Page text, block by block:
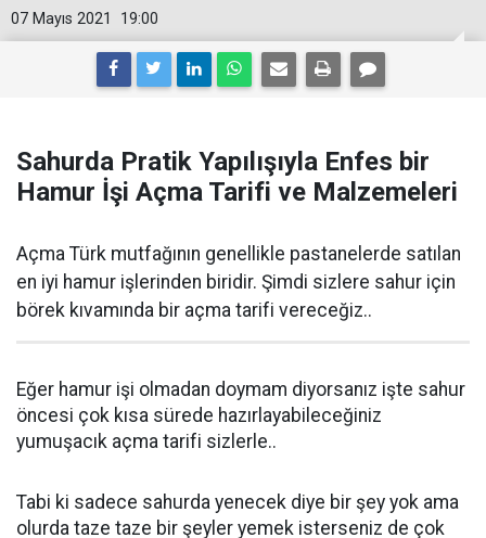
19:00
07 Mayıs 2021
Sahurda Pratik Yapılışıyla Enfes bir
Hamur İşi Açma Tarifi ve Malzemeleri
Açma Türk mutfağının genellikle pastanelerde satılan
en iyi hamur işlerinden biridir. Şimdi sizlere sahur için
börek kıvamında bir açma tarifi vereceğiz..
Eğer hamur işi olmadan doymam diyorsanız işte sahur
öncesi çok kısa sürede hazırlayabileceğiniz
yumuşacık açma tarifi sizlerle..
Tabi ki sadece sahurda yenecek diye bir şey yok ama
olurda taze taze bir şeyler yemek isterseniz de çok